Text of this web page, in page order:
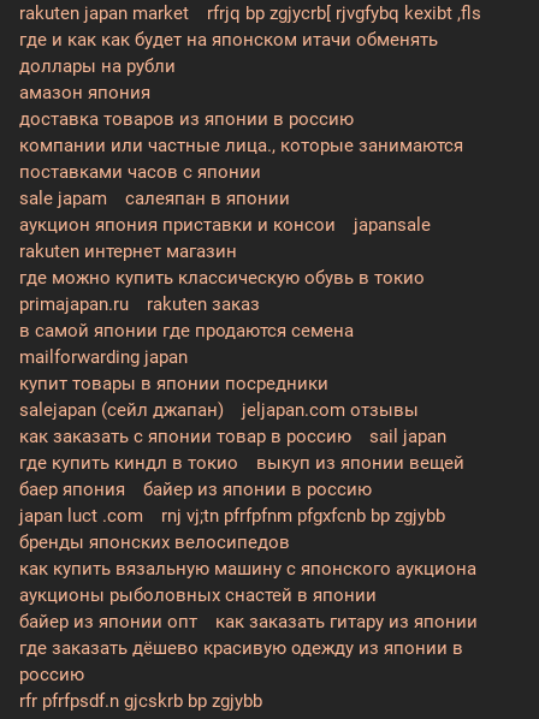
rakuten japan market
rfrjq bp zgjycrb[ rjvgfybq kexibt ,fls
где и как как будет на японском итачи обменять
доллары на рубли
амазон япония
доставка товаров из японии в россию
компании или частные лица., которые занимаются
поставками часов с японии
sale japam
салеяпан в японии
аукцион япония приставки и консои
japansale
rakuten интернет магазин
где можно купить классическую обувь в токио
primajapan.ru
rakuten заказ
в самой японии где продаются семена
mailforwarding japan
купит товары в японии посредники
salejapan (сейл джапан)
jeljapan.com отзывы
как заказать с японии товар в россию
sail japan
где купить киндл в токио
выкуп из японии вещей
баер япония
байер из японии в россию
japan luct .com
rnj vj;tn pfrfpfnm pfgxfcnb bp zgjybb
бренды японских велосипедов
как купить вязальную машину с японского аукциона
аукционы рыболовных снастей в японии
байер из японии опт
как заказать гитару из японии
где заказать дёшево красивую одежду из японии в
россию
rfr pfrfpsdf.n gjcskrb bp zgjybb